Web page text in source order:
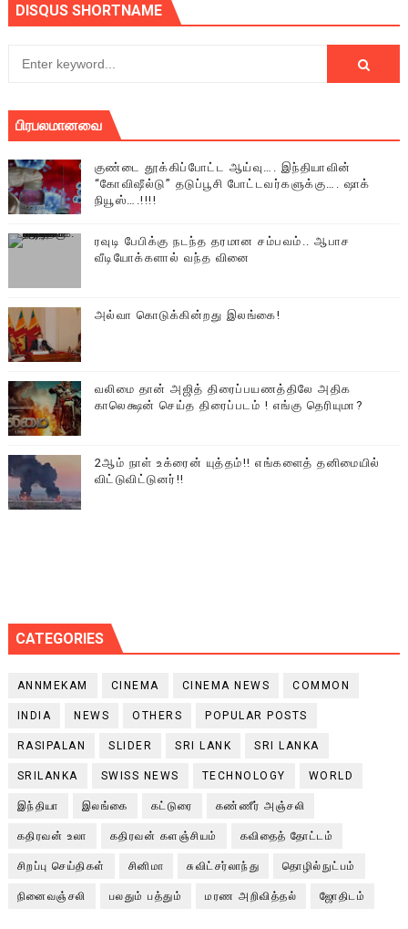
DISQUS SHORTNAME
பிரபலமானவை
குண்டை தூக்கிப்போட்ட ஆய்வு…. இந்தியாவின்
“கோவிஷீல்டு” தடுப்பூசி போட்டவர்களுக்கு…. ஷாக்
நியூஸ்….!!!!
ரவுடி பேபிக்கு நடந்த தரமான சம்பவம்.. ஆபாச
வீடியோக்களால் வந்த வினை
அல்வா கொடுக்கின்றது இலங்கை!
வலிமை தான் அஜித் திரைப்பயணத்திலே அதிக
காலெக்ஷன் செய்த திரைப்படம் ! எங்கு தெரியுமா?
2ஆம் நாள் உக்ரைன் யுத்தம்!! எங்களைத் தனிமையில்
விட்டுவிட்டுனர்!!
CATEGORIES
ANNMEKAM CINEMA CINEMA NEWS COMMON
INDIA NEWS OTHERS POPULAR POSTS
RASIPALAN SLIDER SRI LANK SRI LANKA
SRILANKA SWISS NEWS TECHNOLOGY WORLD
இந்தியா இலங்கை கட்டுரை கண்ணீர் அஞ்சலி
கதிரவன் உலா கதிரவன் களஞ்சியம் கவிதைத் தோட்டம்
சிறப்பு செய்திகள் சினிமா சுவிட்சர்லாந்து தொழில்நுட்பம்
நினைவஞ்சலி பலதும் பத்தும் மரண அறிவித்தல் ஜோதிடம்